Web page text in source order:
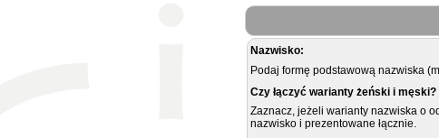
Nazwisko:
Podaj formę podstawową nazwiska
Czy łączyć warianty żeński i męski?
Zaznacz, jeżeli warianty nazwiska o
nazwisko i prezentowane łącznie.